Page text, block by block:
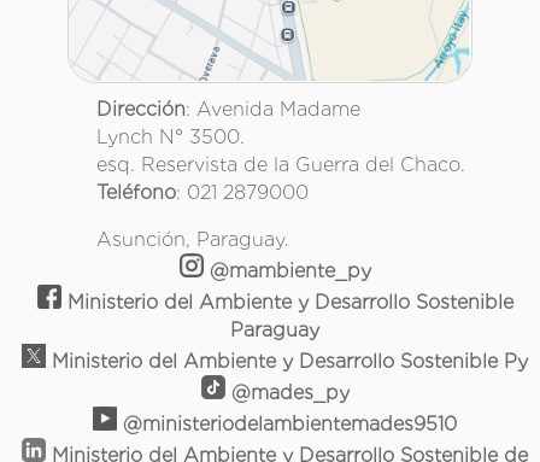
Dirección: Avenida Madame
Lynch N° 3500.
esq. Reservista de la Guerra del Chaco.
Teléfono: 021 2879000
Asunción, Paraguay.
@mambiente_py
Ministerio del Ambiente y Desarrollo Sostenible
Paraguay
Ministerio del Ambiente y Desarrollo Sostenible Py
@mades_py
@ministeriodelambientemades9510
Ministerio del Ambiente y Desarrollo Sostenible de